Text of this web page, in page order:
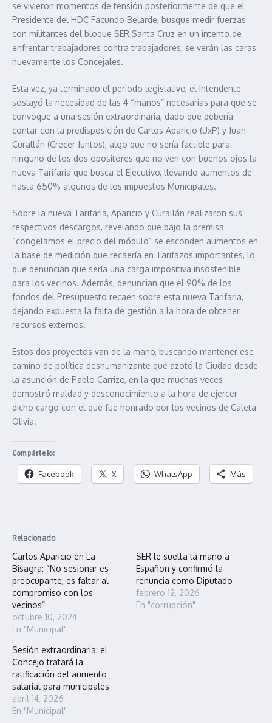
se vivieron momentos de tensión posteriormente de que el
Presidente del HDC Facundo Belarde, busque medir fuerzas
con militantes del bloque SER Santa Cruz en un intento de
enfrentar trabajadores contra trabajadores, se verán las caras
nuevamente los Concejales.
Esta vez, ya terminado el periodo legislativo, el Intendente
soslayó la necesidad de las 4 “manos” necesarias para que se
convoque a una sesión extraordinaria, dado que debería
contar con la predisposición de Carlos Aparicio (UxP) y Juan
Curallán (Crecer Juntos), algo que no sería factible para
ninguno de los dos opositores que no ven con buenos ojos la
nueva Tarifaria que busca el Ejecutivo, llevando aumentos de
hasta 650% algunos de los impuestos Municipales.
Sobre la nueva Tarifaria, Aparicio y Curallán realizaron sus
respectivos descargos, revelando que bajo la premisa
“congelamos el precio del módulo” se esconden aumentos en
la base de medición que recaería en Tarifazos importantes, lo
que denuncian que sería una carga impositiva insostenible
para los vecinos. Además, denuncian que el 90% de los
fondos del Presupuesto recaen sobre esta nueva Tarifaria,
dejando expuesta la falta de gestión a la hora de obtener
recursos externos.
Estos dos proyectos van de la mano, buscando mantener ese
camino de política deshumanizante que azotó la Ciudad desde
la asunción de Pablo Carrizo, en la que muchas veces
demostró maldad y desconocimiento a la hora de ejercer
dicho cargo con el que fue honrado por los vecinos de Caleta
Olivia.
Compártelo:
Facebook X WhatsApp Más
Relacionado
Carlos Aparicio en La
Bisagra: “No sesionar es
preocupante, es faltar al
compromiso con los
vecinos”
octubre 10, 2024
En "Municipal"
SER le suelta la mano a
Españon y confirmó la
renuncia como Diputado
febrero 12, 2026
En "corrupción"
Sesión extraordinaria: el
Concejo tratará la
ratificación del aumento
salarial para municipales
abril 14, 2026
En "Municipal"